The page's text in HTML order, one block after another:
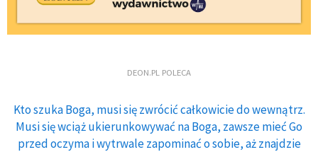
DEON.PL POLECA
Kto szuka Boga, musi się zwrócić całkowicie do wewnątrz.
Musi się wciąż ukierunkowywać na Boga, zawsze mieć Go
przed oczyma i wytrwale zapominać o sobie, aż znajdzie